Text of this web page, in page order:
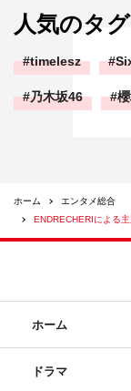
人気のタグ
timelesz
乃木坂46
ホーム
エンタメ総合
ENDRECHERIによる
ホーム
ドラマ